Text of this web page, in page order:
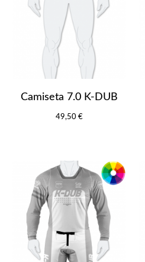
Camiseta 7.0 K-DUB
49,50 €